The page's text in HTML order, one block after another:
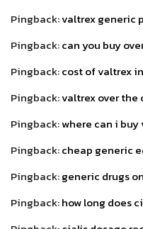
Pingback:valtrex generic
Pingback:can you buy
Pingback:cost of valtrex
Pingback:valtrex over the
Pingback:where can i buy
Pingback:cheap generic
Pingback:generic drugs
Pingback:how long does